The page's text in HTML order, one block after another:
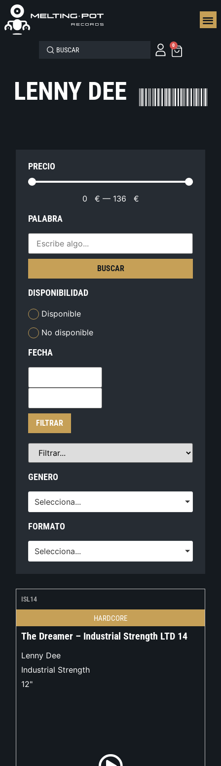
0
LENNY DEE
PRECIO
0 € — 136 €
PALABRA
BUSCAR
DISPONIBILIDAD
Disponible
No disponible
FECHA
FILTRAR
GENERO
Selecciona...
FORMATO
Selecciona...
ISL14
HARDCORE
The Dreamer – Industrial Strength LTD 14
Lenny Dee
Industrial Strength
12"